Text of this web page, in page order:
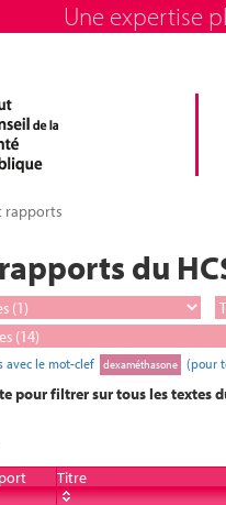
Une expertise
rapports
du
avec le mot-clef dexaméthasone (pour
pour filtrer sur tous les textes
Titre